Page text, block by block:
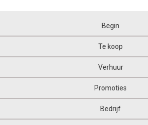
Begin
Te koop
Verhuur
Promoties
Bedrijf